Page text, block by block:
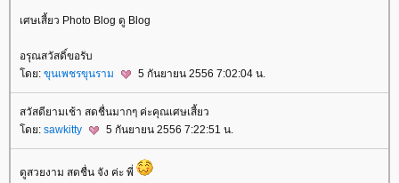
เศษเสี้ยว Photo Blog ดู Blog
อรุณสวัสดิ์ขอรับ
ดย: ขุนเพชรขุนราม 5 กันยายน 2556 7:02:04 น.
สวัสดียามเช้า สดชื่นมากๆ ค่ะคุณเศษเสี้ยว
ดย: sawkitty 5 กันยายน 2556 7:22:51 น.
ดูสวยงาม สดชื่น จัง ค่ะ พี่